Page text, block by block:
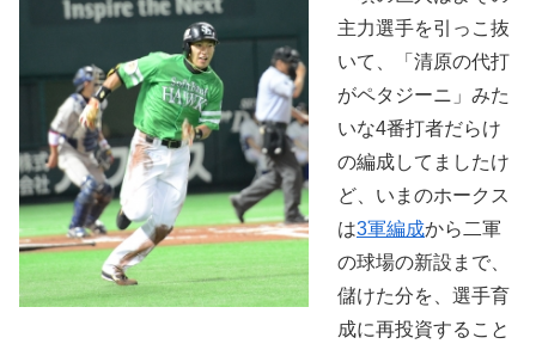
主力選手を引っこ抜
いて、「清原の代打
がペタジーニ」みた
いな4番打者だらけ
の編成してましたけ
ど、いまのホークス
は3軍編成から二軍
の球場の新設まで、
儲けた分を、選手育
成に再投資すること